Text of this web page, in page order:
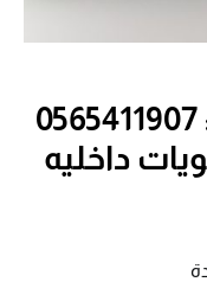
معلم دهانات جدة ت: 0565411907
داخليه